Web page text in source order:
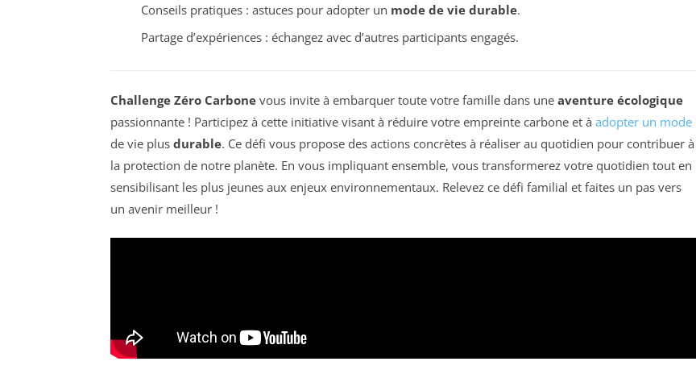
Conseils pratiques : astuces pour adopter un mode de vie durable.
Partage d’expériences : échangez avec d’autres participants engagés.
Challenge Zéro Carbone vous invite à embarquer toute votre famille dans une aventure écologique
passionnante ! Participez à cette initiative visant à réduire votre empreinte carbone et à adopter un mode
de vie plus durable. Ce défi vous propose des actions concrètes à réaliser au quotidien pour contribuer à
la protection de notre planète. En vous impliquant ensemble, vous transformerez votre quotidien tout en
sensibilisant les plus jeunes aux enjeux environnementaux. Relevez ce défi familial et faites un pas vers
un avenir meilleur !